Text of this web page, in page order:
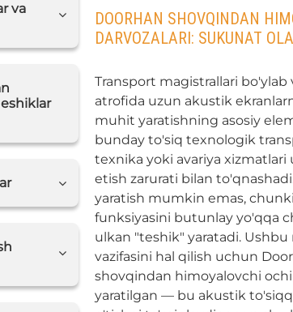
va
DOORHAN SHOVQINDAN
DARVOZALARI: SUKUNAT
Transport magistrallari bo'ylab
atrofida uzun akustik
muhit yaratishning asosiy
bunday to'siq texnologik
texnika yoki avariya
etish zarurati bilan
yaratish mumkin emas,
funksiyasini butunlay yo'qqa
ulkan "teshik" yaratadi.
vazifasini hal qilish uchun
shovqindan himoyalovchi
yaratilgan — bu akustik